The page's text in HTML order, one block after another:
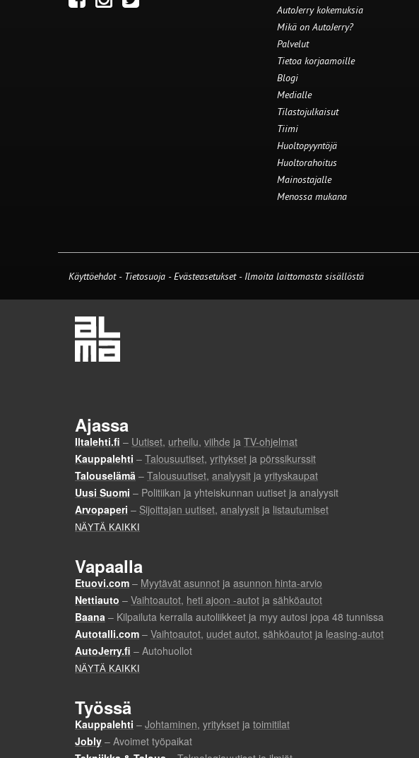
AutoJerry kokemuksia
Mikä on AutoJerry?
Palvelut
Tietoa korjaamoille
Blogi
Medialle
Tilastojulkaisut
Tiimi
Huoltopyyntöjä
Huoltorahoitus
Mainostajalle
Menossa mukana
Käyttöehdot - Tietosuoja -Evästeasetukset- Ilmoita laittomasta sisällöstä